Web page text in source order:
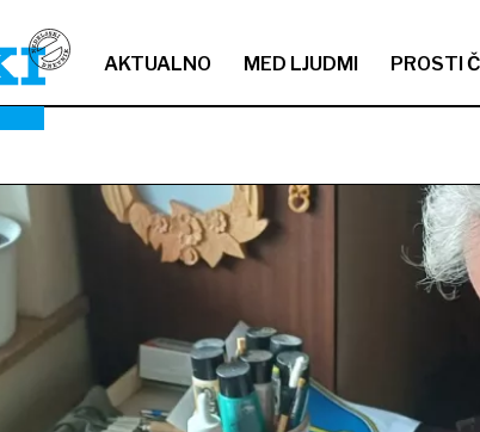
AKTUALNO MED LJUDMI PROSTI